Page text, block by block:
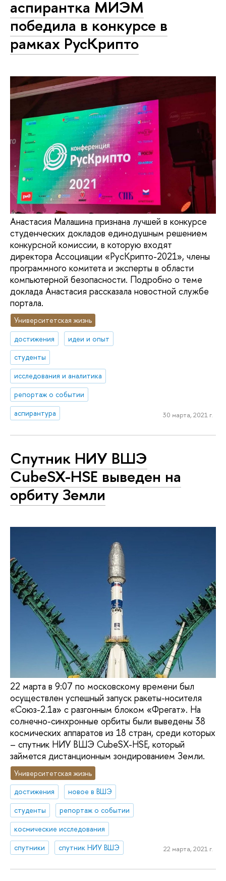
аспирантка МИЭМ
победила в конкурсе в
рамках РусКрипто
Анастасия Малашина признана лучшей в конкурсе
студенческих докладов единодушным решением
конкурсной комиссии, в которую входят
директора Ассоциации «РусКрипто-2021», члены
программного комитета и эксперты в области
компьютерной безопасности. Подробно о теме
доклада Анастасия рассказала новостной службе
портала.
Университетская жизнь
достижения
идеи и опыт
студенты
исследования и аналитика
репортаж о событии
аспирантура
30 марта, 2021 г.
Спутник НИУ ВШЭ
CubeSX-HSE выведен на
орбиту Земли
22 марта в 9:07 по московскому времени был
осуществлен успешный запуск ракеты-носителя
«Союз-2.1а» с разгонным блоком «Фрегат». На
солнечно-синхронные орбиты были выведены 38
космических аппаратов из 18 стран, среди которых
– спутник НИУ ВШЭ CubeSX-HSE, который
займется дистанционным зондированием Земли.
Университетская жизнь
достижения
новое в ВШЭ
студенты
репортаж о событии
космические исследования
спутники
спутник НИУ ВШЭ 22 марта, 2021 г.